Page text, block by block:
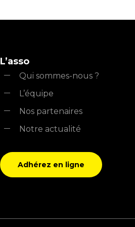
L’asso
Qui sommes-nous ?
L’équipe
Nos partenaires
Notre actualité
Adhérez en ligne